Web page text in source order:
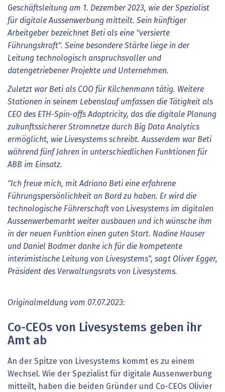
Geschäftsleitung am 1. Dezember 2023, wie der Spezialist
für digitale Aussenwerbung mitteilt. Sein künftiger
Arbeitgeber bezeichnet Beti als eine "versierte
Führungskraft". Seine besondere Stärke liege in der
Leitung technologisch anspruchsvoller und
datengetriebener Projekte und Unternehmen.
Zuletzt war Beti als COO für Kilchenmann tätig. Weitere
Stationen in seinem Lebenslauf umfassen die Tätigkeit als
CEO des ETH-Spin-offs Adaptricity, das die digitale Planung
zukunftssicherer Stromnetze durch Big Data Analytics
ermöglicht, wie Livesystems schreibt. Ausserdem war Beti
während fünf Jahren in unterschiedlichen Funktionen für
ABB im Einsatz.
"Ich freue mich, mit Adriano Beti eine erfahrene
Führungspersönlichkeit an Bord zu haben. Er wird die
technologische Führerschaft von Livesystems im digitalen
Aussenwerbemarkt weiter ausbauen und ich wünsche ihm
in der neuen Funktion einen guten Start. Nadine Hauser
und Daniel Bodmer danke ich für die kompetente
interimistische Leitung von Livesystems", sagt Oliver Egger,
Präsident des Verwaltungsrats von Livesystems.
Originalmeldung vom 07.07.2023:
Co-CEOs von Livesystems geben ihr
Amt ab
An der Spitze von Livesystems kommt es zu einem
Wechsel. Wie der Spezialist für digitale Aussenwerbung
mitteilt, haben die beiden Gründer und Co-CEOs Olivier